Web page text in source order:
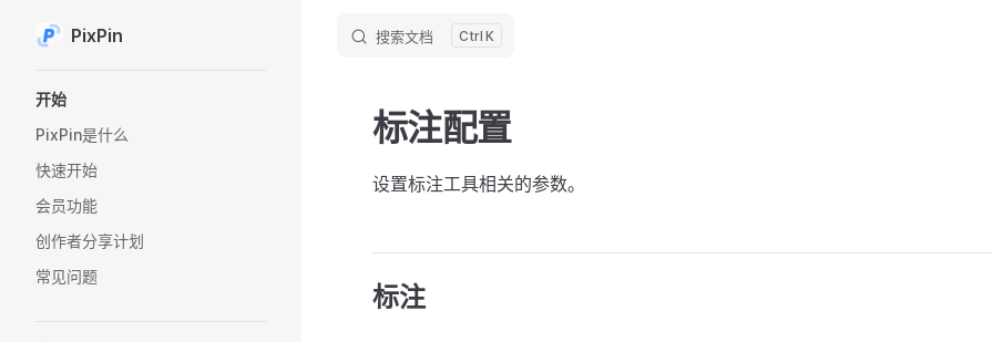
Skip to content
PixPin 搜索文档 K
开始
PixPin是什么
快速开始
会员功能
创作者分享计划
常见问题
标注配置
设置标注工具相关的参数。
标注